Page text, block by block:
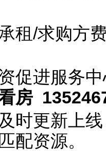
租/求购方
促进服务
房
时更新上
配资源。